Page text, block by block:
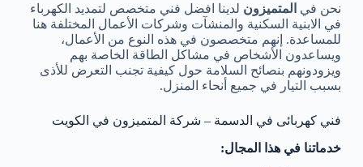
نحن في المتميزون لدينا افضل فني متخصص لتمديد الكهرباء
في الابنية السكنية والمنشآت وشركات الأعمال المختلفة هنا
للمساعدة. إنهم متخصصون في هذه النوع من الأعمال،
ويساعدون الأشخاص في مشاكل الطاقة الخاصة بهم
ويزودونهم بنصائح السلامة حول كيفية تجنب التعرض للأذى
بسبب التيار في جميع أنحاء المنزل.
فني كهربائى في الدسمة – شركة المتميزون في الكويت
خدماتنا في هذا المجال: